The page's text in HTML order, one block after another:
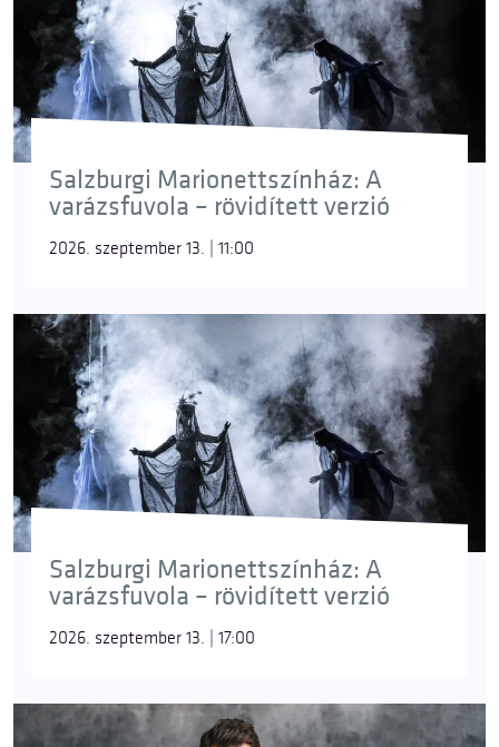
Salzburgi Marionettszínház: A
varázsfuvola – rövidített verzió
2026. szeptember 13. | 11:00
Salzburgi Marionettszínház: A
varázsfuvola – rövidített verzió
2026. szeptember 13. | 17:00